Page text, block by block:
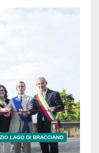
LAGO DI BRACCIANO